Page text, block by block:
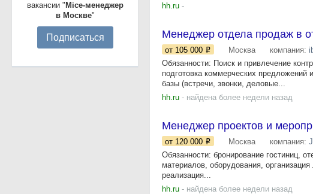
hh.ru -
Менеджер отдела продаж в
от 105 000 Москва компания:
Обязанности: Поиск и привлечение
подготовка коммерческих
базы (встречи, звонки, деловые...
hh.ru - найдена более недели назад
Менеджер проектов и
от 120 000 Москва компания:
Обязанности: бронирование гостиниц,
материалов, оборудования,
реализация...
hh.ru - найдена более недели назад
вакансии " Mice-менеджер
в Москве"
Подписаться